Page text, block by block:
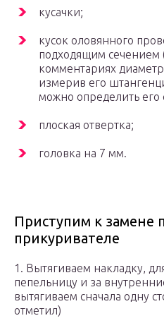
кусачки;
кусок оловянного
подходящим сечением
комментариях
измерив его
можно определить его
плоская отвертка;
головка на 7 мм.
Приступим к замене
прикуривателе
1. Вытягиваем накладку,
пепельницу и за
вытягиваем сначала одну
отметил)